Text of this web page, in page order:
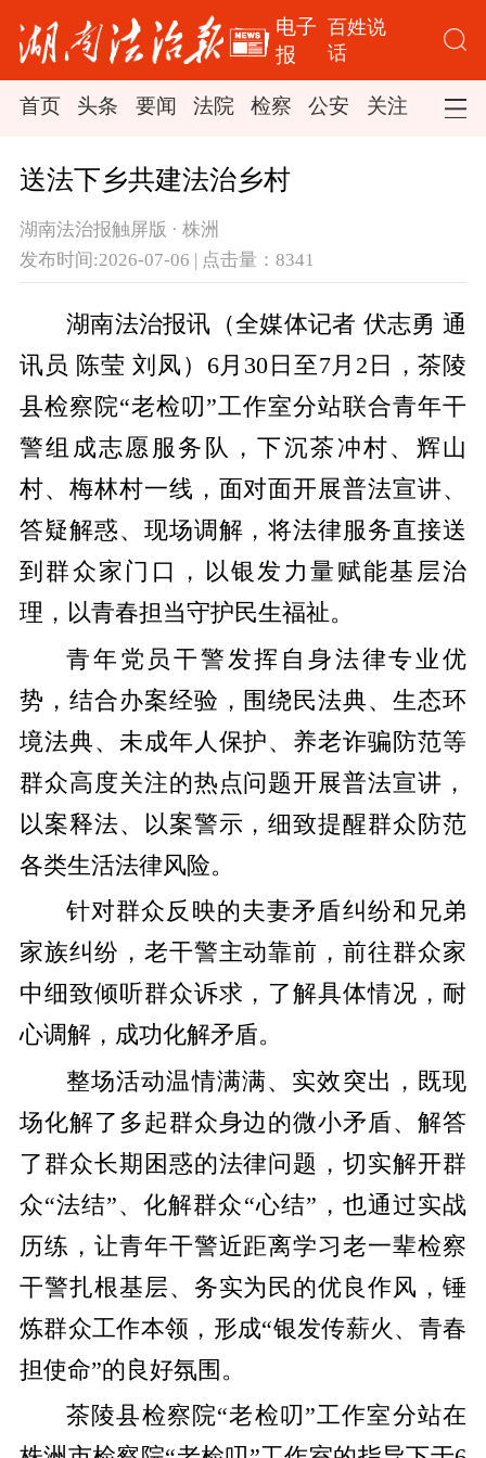
电子
报
百姓说
话
首页 头条 要闻 法院 检察 公安 关注 司法
送法下乡共建法治乡村
湖南法治报触屏版 · 株洲
发布时间:2026-07-06 | 点击量：8341
湖南法治报讯（全媒体记者 伏志勇 通
讯员 陈莹 刘凤）6月30日至7月2日，茶陵
县检察院“老检叨”工作室分站联合青年干
警组成志愿服务队，下沉茶冲村、辉山
村、梅林村一线，面对面开展普法宣讲、
答疑解惑、现场调解，将法律服务直接送
到群众家门口，以银发力量赋能基层治
理，以青春担当守护民生福祉。
青年党员干警发挥自身法律专业优
势，结合办案经验，围绕民法典、生态环
境法典、未成年人保护、养老诈骗防范等
群众高度关注的热点问题开展普法宣讲，
以案释法、以案警示，细致提醒群众防范
各类生活法律风险。
针对群众反映的夫妻矛盾纠纷和兄弟
家族纠纷，老干警主动靠前，前往群众家
中细致倾听群众诉求，了解具体情况，耐
心调解，成功化解矛盾。
整场活动温情满满、实效突出，既现
场化解了多起群众身边的微小矛盾、解答
了群众长期困惑的法律问题，切实解开群
众“法结”、化解群众“心结”，也通过实战
历练，让青年干警近距离学习老一辈检察
干警扎根基层、务实为民的优良作风，锤
炼群众工作本领，形成“银发传薪火、青春
担使命”的良好氛围。
茶陵县检察院“老检叨”工作室分站在